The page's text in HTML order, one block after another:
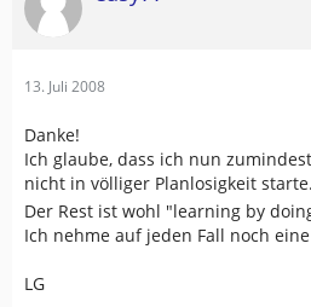
13. Juli 2008
Danke!
Ich glaube, dass ich nun
nicht in völliger Planlosigkeit starte.
Der Rest ist wohl "learning by
Ich nehme auf jeden Fall noch
LG